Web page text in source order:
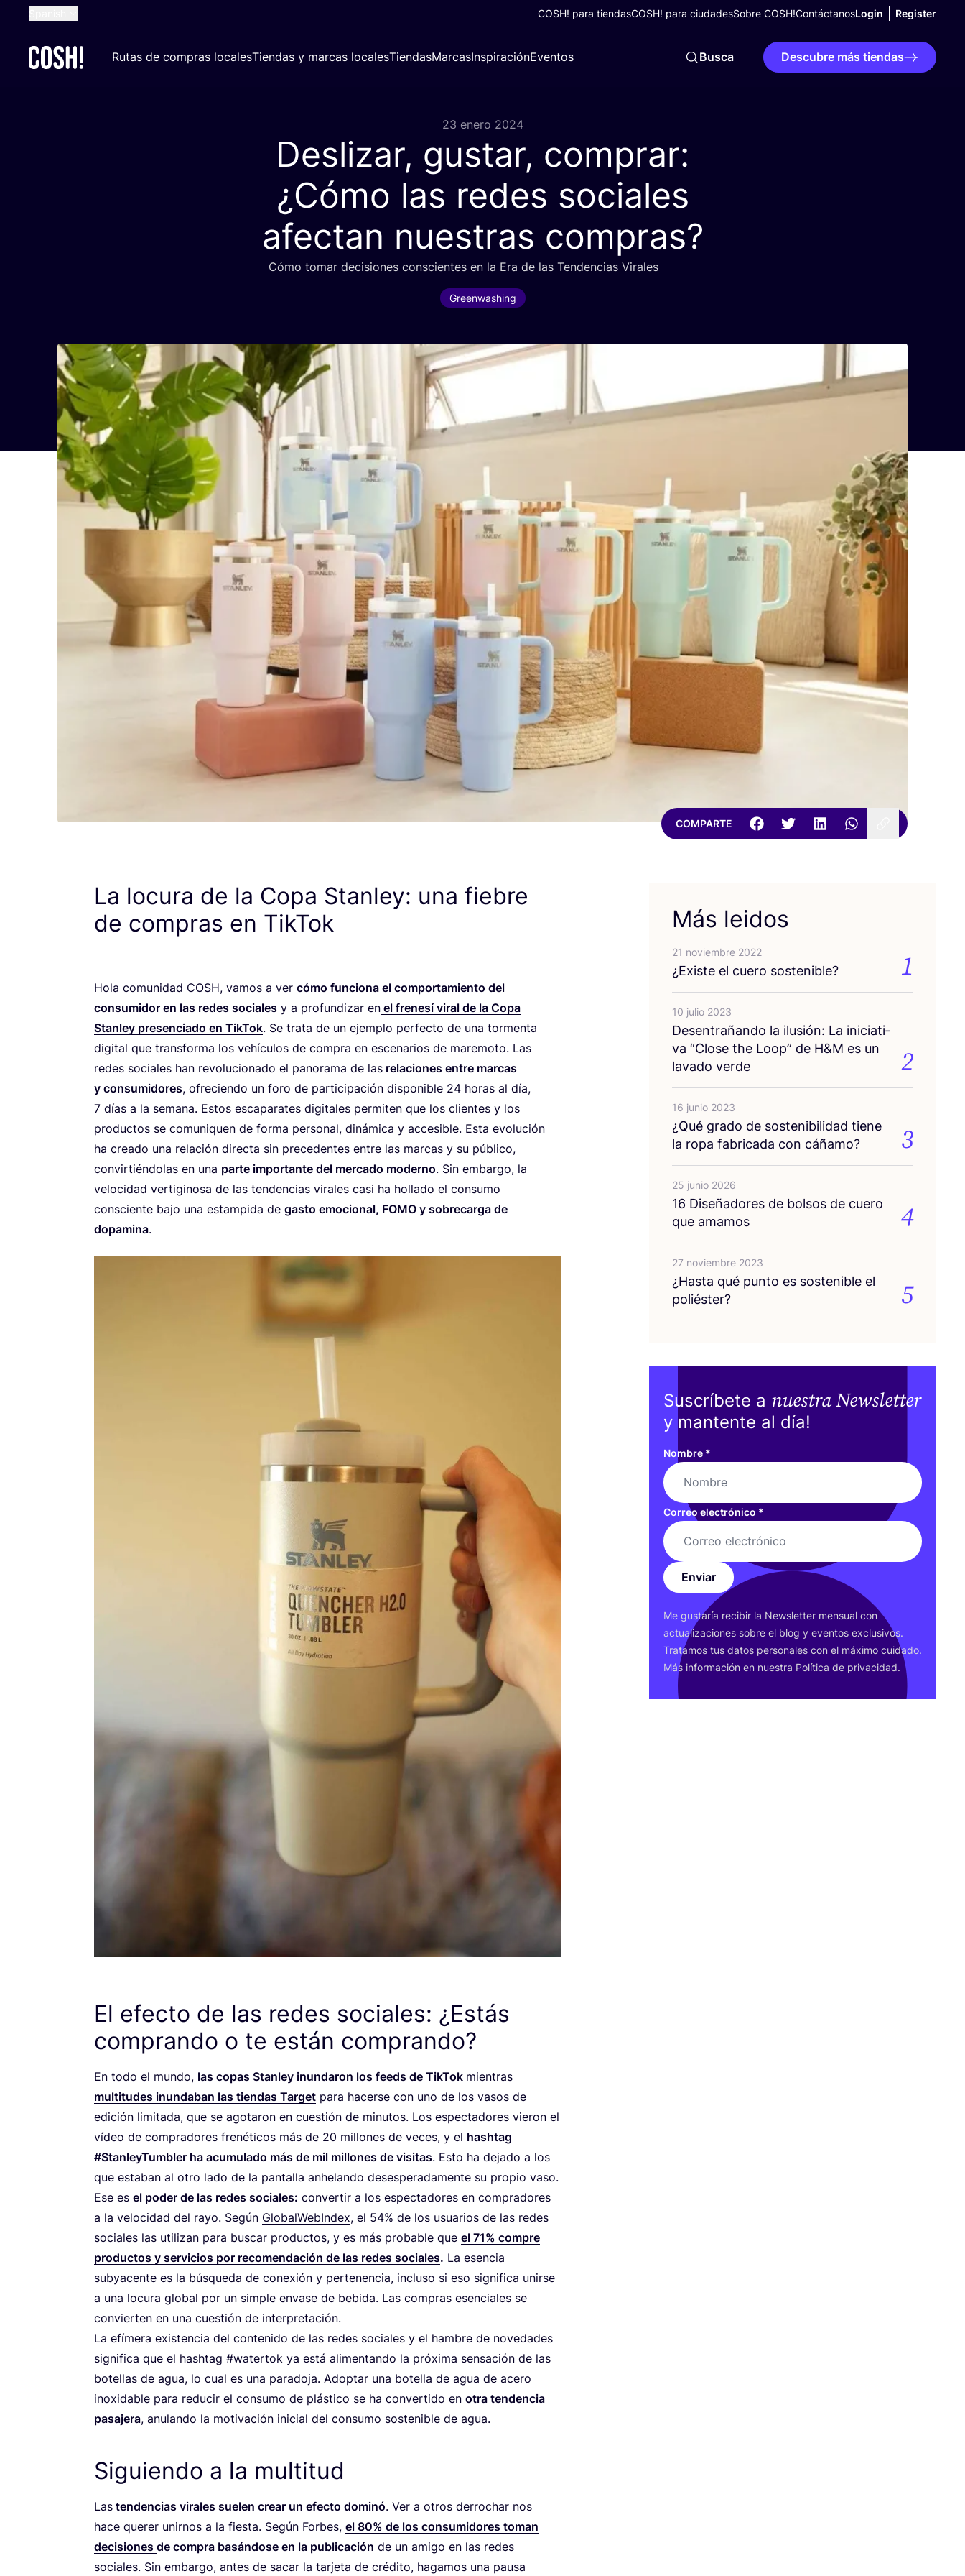
Dutch
COSH! para tiendasCOSH! para ciudadesSobre COSH!ContáctanosLogin Register
Rutas de compras localesTiendas y marcas localesTiendasMarcasInspiraciónEventos Busca Descubre más tiendas
23 enero 2024
Deslizar, gustar, comprar:
¿Cómo las redes sociales
afectan nuestras compras?
Cómo tomar deci­sio­nes cons­cien­tes en la Era de las Ten­den­cias Virales
Greenwashing
COMPARTE
La locura de la Copa Stanley: una fiebre
de compras en TikTok
Hola comu­ni­dad COSH, vamos a ver cómo fun­cio­na el com­por­ta­mien­to del
con­su­mi­dor en las redes socia­les y a pro­fun­di­zar en el fre­ne­sí viral de la Copa
Stan­ley pre­sen­cia­do en Tik­Tok. Se tra­ta de un ejem­plo per­fec­to de una tor­men­ta
digi­tal que trans­for­ma los vehícu­los de com­pra en esce­na­rios de mare­mo­to. Las
redes socia­les han revo­lu­cio­na­do el pano­ra­ma de las rela­cio­nes entre mar­cas
y con­su­mi­do­res, ofre­cien­do un foro de par­ti­ci­pa­ción dis­po­ni­ble 24 horas al día,
7 días a la sema­na. Estos esca­pa­ra­tes digi­ta­les per­mi­ten que los clien­tes y los
pro­duc­tos se comu­ni­quen de for­ma per­so­nal, diná­mi­ca y acce­si­ble. Esta evo­lu­ción
ha crea­do una rela­ción direc­ta sin pre­ce­den­tes entre las mar­cas y su públi­co,
con­vir­tién­do­las en una par­te impor­tan­te del mer­ca­do moderno. Sin embar­go, la
velo­ci­dad ver­ti­gi­no­sa de las ten­den­cias vira­les casi ha holla­do el con­su­mo
cons­cien­te bajo una estam­pi­da de gas­to emo­cio­nal, FOMO y sobre­car­ga de
dopa­mi­na.
El efecto de las redes sociales: ¿Estás
comprando o te están comprando?
En todo el mun­do, las copas Stan­ley inun­da­ron los feeds de Tik­Tok mien­tras
mul­ti­tu­des inun­da­ban las tien­das Tar­get para hacer­se con uno de los vasos de
edi­ción limi­ta­da, que se ago­ta­ron en cues­tión de minu­tos. Los espec­ta­do­res vie­ron el
vídeo de com­pra­do­res fre­né­ti­cos más de 20 millo­nes de veces, y el hash­tag
#Stan­ley­Tum­bler ha acu­mu­la­do más de mil millo­nes de visi­tas. Esto ha deja­do a los
que esta­ban al otro lado de la pan­ta­lla anhe­lan­do deses­pe­ra­da­men­te su pro­pio vaso.
Ese es el poder de las redes socia­les: con­ver­tir a los espec­ta­do­res en com­pra­do­res
a la velo­ci­dad del rayo. Según Glo­bal­We­bIn­dex, el 54% de los usua­rios de las redes
socia­les las uti­li­zan para bus­car pro­duc­tos, y es más pro­ba­ble que el 71% com­pre
pro­duc­tos y ser­vi­cios por reco­men­da­ción de las redes socia­les. La esen­cia
sub­ya­cen­te es la bús­que­da de cone­xión y per­te­nen­cia, inclu­so si eso sig­ni­fi­ca unir­se
a una locu­ra glo­bal por un sim­ple enva­se de bebi­da. Las com­pras esen­cia­les se
con­vier­ten en una cues­tión de interpretación.
La efí­me­ra exis­ten­cia del con­te­ni­do de las redes socia­les y el ham­bre de nove­da­des
sig­ni­fi­ca que el hash­tag #water­tok ya está ali­men­tan­do la pró­xi­ma sen­sa­ción de las
bote­llas de agua, lo cual es una para­do­ja. Adop­tar una bote­lla de agua de ace­ro
inoxi­da­ble para redu­cir el con­su­mo de plás­ti­co se ha con­ver­ti­do en otra ten­den­cia
pasa­je­ra, anu­lan­do la moti­va­ción ini­cial del con­su­mo sos­te­ni­ble de agua.
Siguiendo a la multitud
Las ten­den­cias vira­les sue­len crear un efec­to domi­nó. Ver a otros derro­char nos
hace que­rer unir­nos a la fies­ta. Según For­bes, el 80% de los con­su­mi­do­res toman
deci­sio­nes de com­pra basán­do­se en la publi­ca­ción de un ami­go en las redes
socia­les. Sin embar­go, antes de sacar la tar­je­ta de cré­di­to, haga­mos una pau­sa
Más leidos
21 noviembre 2022
¿Exis­te el cue­ro sostenible? 1
10 julio 2023
Des­en­tra­ñan­do la ilu­sión: La ini­cia­ti­
va “Clo­se the Loop” de H&M es un
lava­do verde
2
16 junio 2023
¿Qué gra­do de sos­te­ni­bi­li­dad tie­ne
la ropa fabri­ca­da con cáñamo?
3
25 junio 2026
16 Dise­ña­do­res de bol­sos de cue­ro
que amamos
4
27 noviembre 2023
¿Has­ta qué pun­to es sos­te­ni­ble el
poliéster?
5
Suscríbete a nuestra Newsletter
y mantente al día!
Nombre *
Correo electrónico *
Enviar
Me gus­ta­ría reci­bir la News­let­ter men­sual con
actua­li­za­cio­nes sobre el blog y even­tos exclu­si­vos.
Tra­ta­mos tus datos per­so­na­les con el máxi­mo cui­da­do.
Más infor­ma­ción en nues­tra Polí­ti­ca de pri­va­ci­dad.